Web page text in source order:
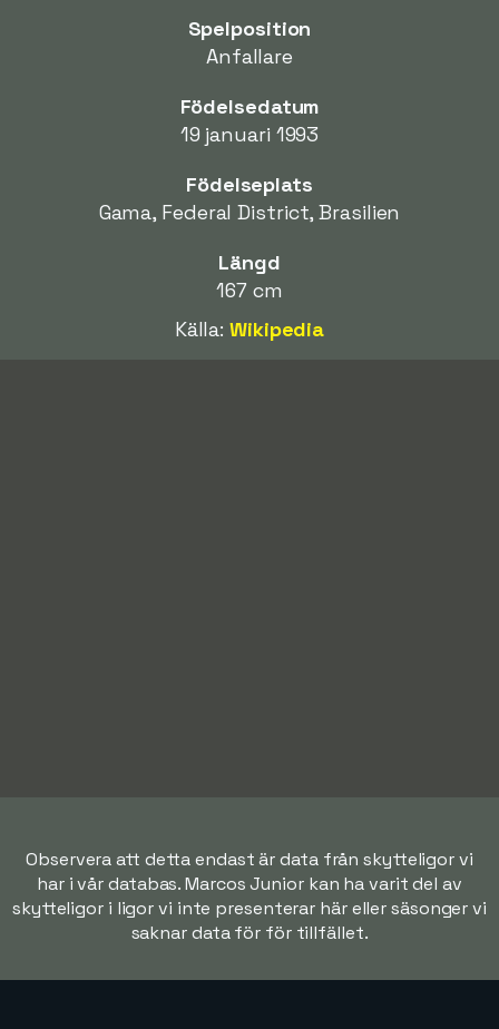
Spelposition
Anfallare
Födelsedatum
19 januari 1993
Födelseplats
Gama, Federal District, Brasilien
Längd
167 cm
Källa:Wikipedia
Observera att detta endast är data från skytteligor vi
har i vår databas. Marcos Junior kan ha varit del av
skytteligor i ligor vi inte presenterar här eller säsonger vi
saknar data för för tillfället.